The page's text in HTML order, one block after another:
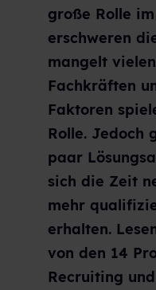
große Rolle
erschweren
mangelt
Fachkräften
Faktoren
Rolle. Jedoch
paar
sich die Zeit
mehr
erhalten.
von den 14
Recruiting